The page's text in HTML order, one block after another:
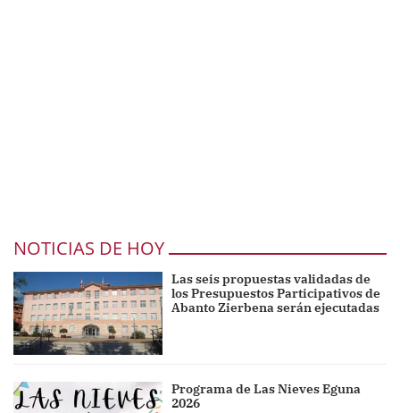
NOTICIAS DE HOY
Las seis propuestas validadas de
los Presupuestos Participativos de
Abanto Zierbena serán ejecutadas
Programa de Las Nieves Eguna
2026